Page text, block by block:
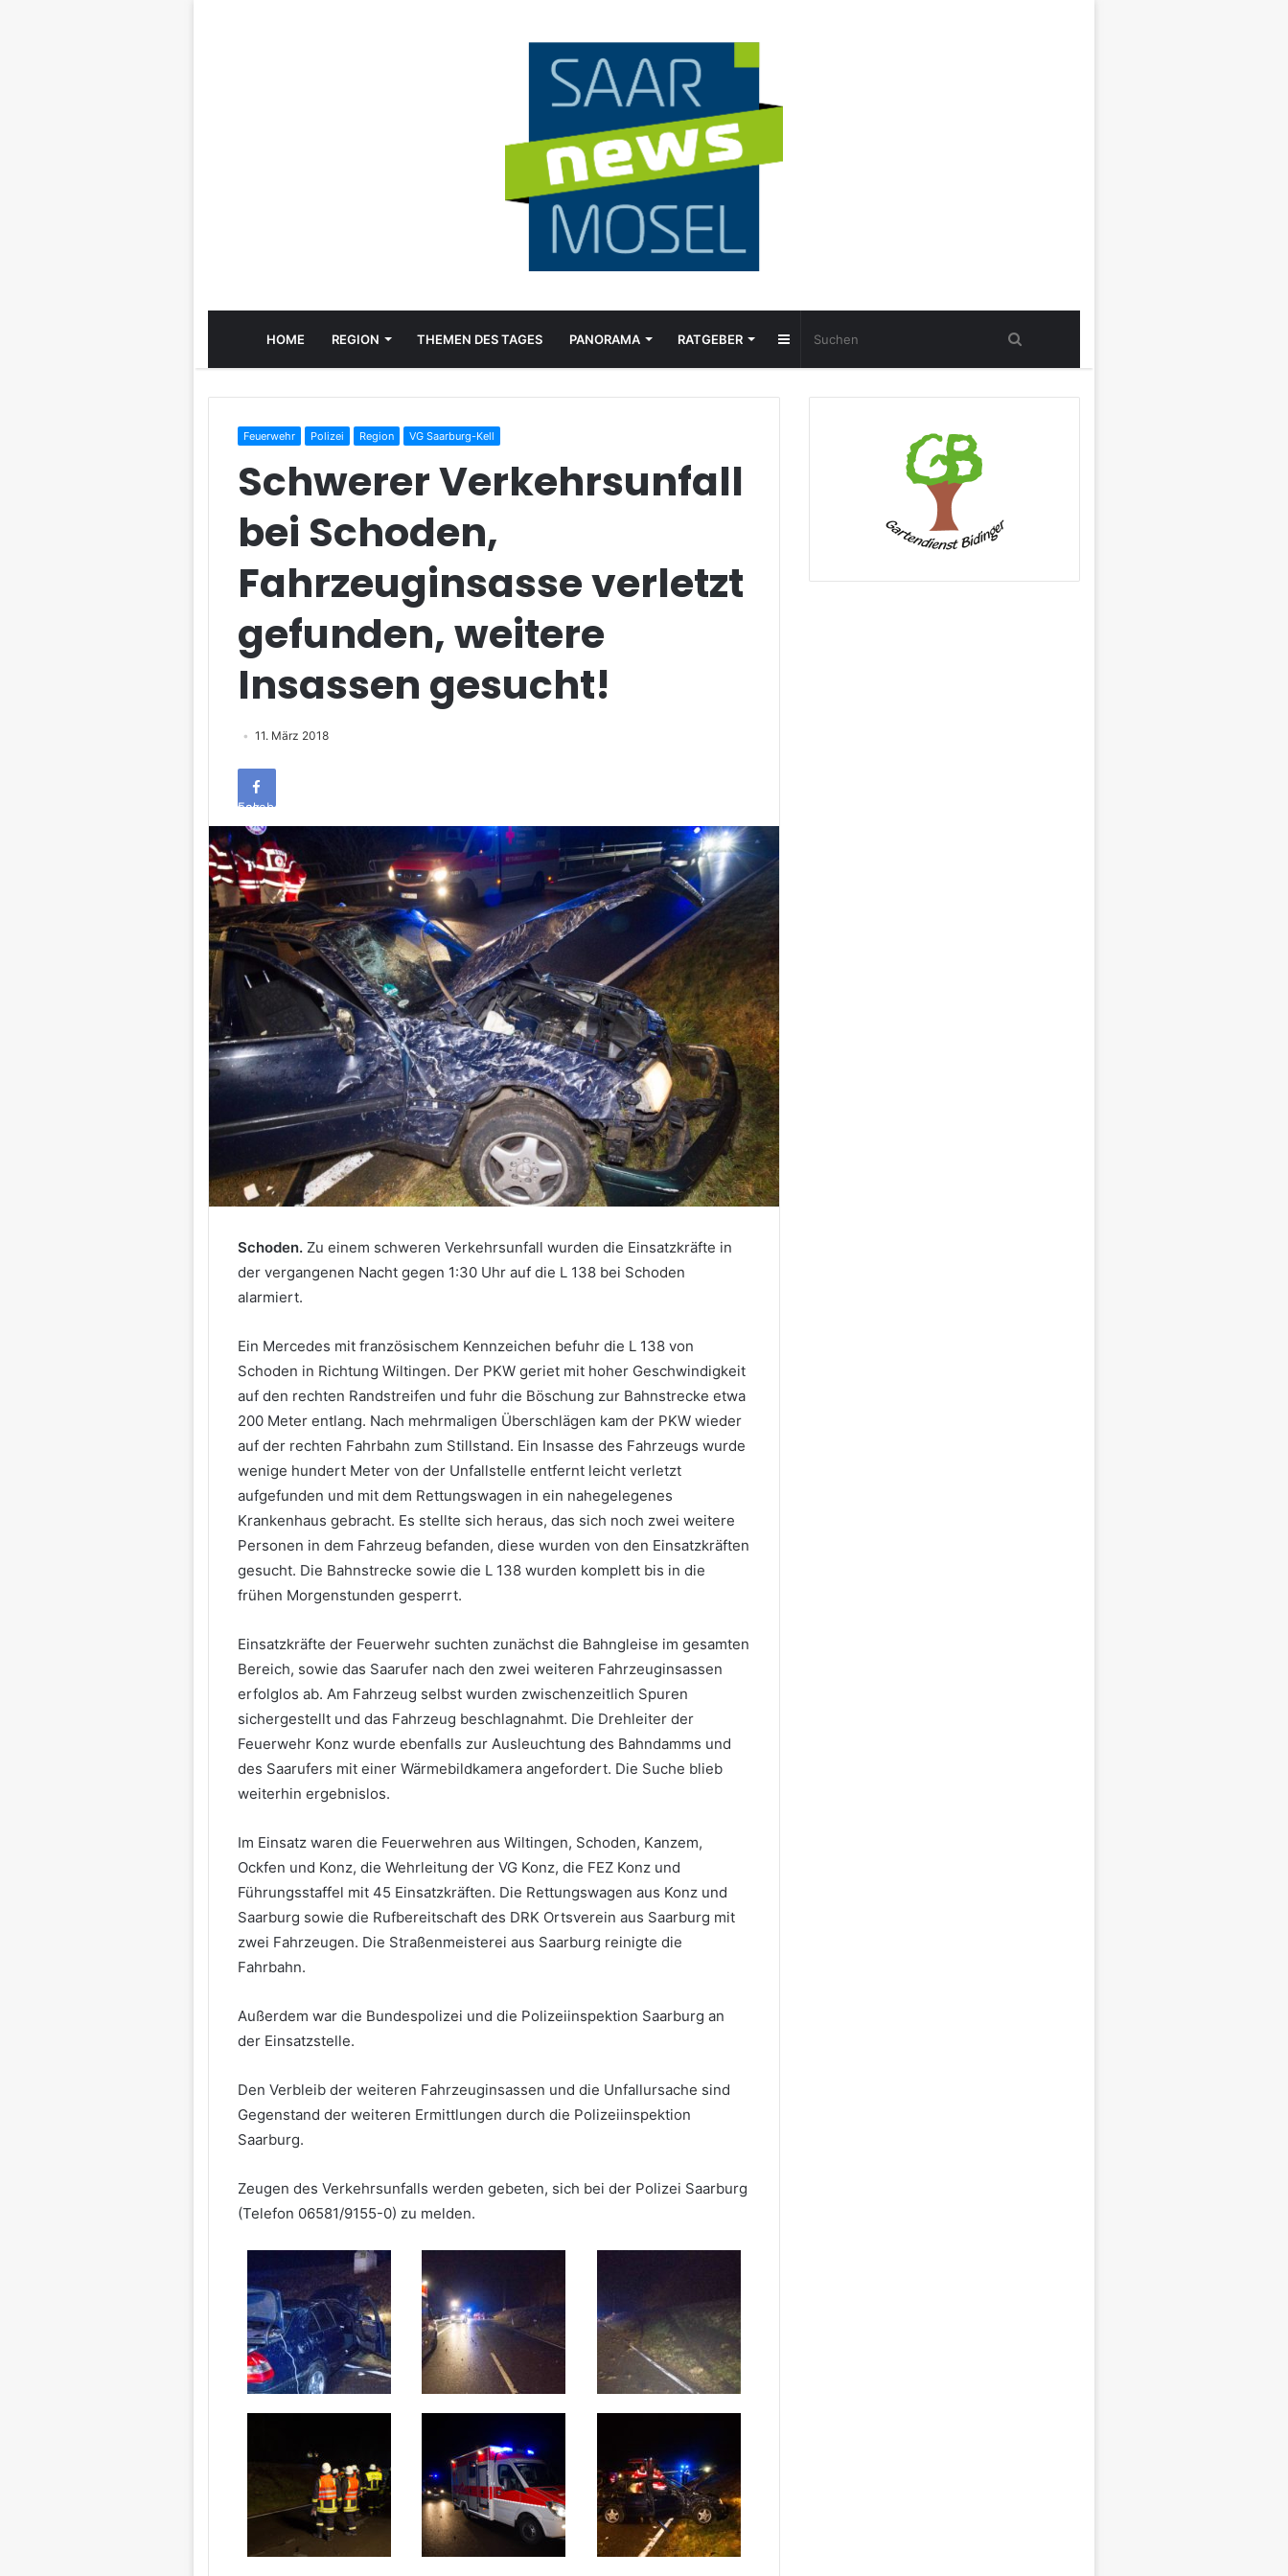
HOME REGION THEMEN DES TAGES PANORAMA RATGEBER Sidebar
Feuerwehr Polizei Region VG Saarburg-Kell
Schwerer Verkehrsunfall
bei Schoden,
Fahrzeuginsasse verletzt
gefunden, weitere
Insassen gesucht!
11. März 2018
Facebook
Schoden.Zu einem schweren Verkehrsunfall wurden die Einsatzkräfte in
der vergangenen Nacht gegen 1:30 Uhr auf die L 138 bei Schoden
alarmiert.
Ein Mercedes mit französischem Kennzeichen befuhr die L 138 von
Schoden in Richtung Wiltingen. Der PKW geriet mit hoher Geschwindigkeit
auf den rechten Randstreifen und fuhr die Böschung zur Bahnstrecke etwa
200 Meter entlang. Nach mehrmaligen Überschlägen kam der PKW wieder
auf der rechten Fahrbahn zum Stillstand. Ein Insasse des Fahrzeugs wurde
wenige hundert Meter von der Unfallstelle entfernt leicht verletzt
aufgefunden und mit dem Rettungswagen in ein nahegelegenes
Krankenhaus gebracht. Es stellte sich heraus, das sich noch zwei weitere
Personen in dem Fahrzeug befanden, diese wurden von den Einsatzkräften
gesucht. Die Bahnstrecke sowie die L 138 wurden komplett bis in die
frühen Morgenstunden gesperrt.
Einsatzkräfte der Feuerwehr suchten zunächst die Bahngleise im gesamten
Bereich, sowie das Saarufer nach den zwei weiteren Fahrzeuginsassen
erfolglos ab. Am Fahrzeug selbst wurden zwischenzeitlich Spuren
sichergestellt und das Fahrzeug beschlagnahmt. Die Drehleiter der
Feuerwehr Konz wurde ebenfalls zur Ausleuchtung des Bahndamms und
des Saarufers mit einer Wärmebildkamera angefordert. Die Suche blieb
weiterhin ergebnislos.
Im Einsatz waren die Feuerwehren aus Wiltingen, Schoden, Kanzem,
Ockfen und Konz, die Wehrleitung der VG Konz, die FEZ Konz und
Führungsstaffel mit 45 Einsatzkräften. Die Rettungswagen aus Konz und
Saarburg sowie die Rufbereitschaft des DRK Ortsverein aus Saarburg mit
zwei Fahrzeugen. Die Straßenmeisterei aus Saarburg reinigte die
Fahrbahn.
Außerdem war die Bundespolizei und die Polizeiinspektion Saarburg an
der Einsatzstelle.
Den Verbleib der weiteren Fahrzeuginsassen und die Unfallursache sind
Gegenstand der weiteren Ermittlungen durch die Polizeiinspektion
Saarburg.
Zeugen des Verkehrsunfalls werden gebeten, sich bei der Polizei Saarburg
(Telefon 06581/9155-0) zu melden.